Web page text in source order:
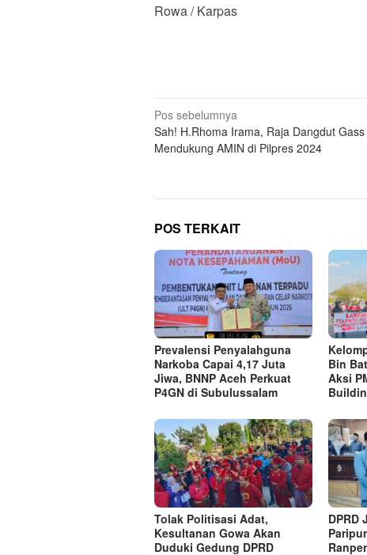
Rowa / Karpas
Navigasi
pos
Pos sebelumnya
Sah! H.Rhoma Irama, Raja Dangdut Gass
Mendukung AMIN di Pilpres 2024
POS TERKAIT
Prevalensi Penyalahguna
Narkoba Capai 4,17 Juta
Jiwa, BNNP Aceh Perkuat
P4GN di Subulussalam
Bin
Aksi
Tolak Politisasi Adat,
Kesultanan Gowa Akan
Duduki Gedung DPRD
DPRD